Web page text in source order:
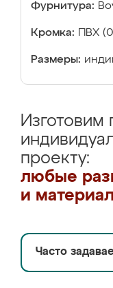
Фурнитура:
Кромка: ПВХ
Размеры:
Изготовим
проекту:
любые
и
Часто